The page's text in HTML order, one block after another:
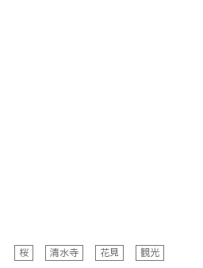
桜 清水寺 花見 観光